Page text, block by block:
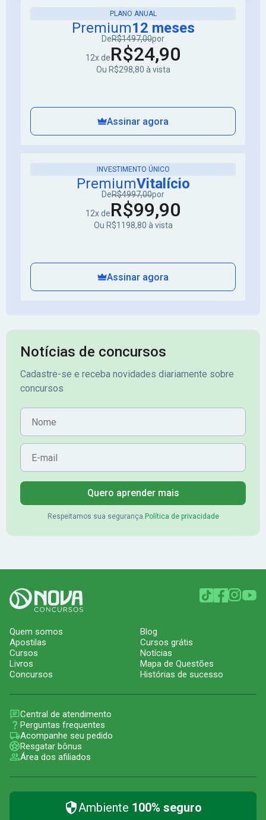
PLANO ANUAL
Premium12 meses
DeR$1497,00por
12x deR$24,90
Ou R$298,80 à vista
Assinar agora
INVESTIMENTO ÚNICO
PremiumVitalício
DeR$4997,00por
12x deR$99,90
Ou R$1198,80 à vista
Assinar agora
Notícias de concursos
Cadastre-se e receba novidades diariamente sobre
concursos
Nome
E-mail
Quero aprender mais
Respeitamos sua segurança. Política de privacidade
Quem somos
Apostilas
Cursos
Livros
Concursos
Blog
Cursos grátis
Notícias
Mapa de Questões
Histórias de sucesso
Central de atendimento
Perguntas frequentes
Acompanhe seu pedido
Resgatar bônus
Área dos afiliados
Ambiente 100% seguro